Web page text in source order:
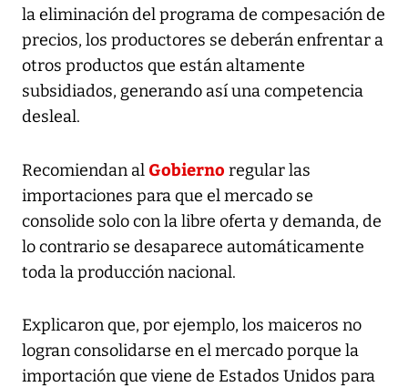
la eliminación del programa de compesación de
precios, los productores se deberán enfrentar a
otros productos que están altamente
subsidiados, generando así una competencia
desleal.
Recomiendan al Gobierno regular las
importaciones para que el mercado se
consolide solo con la libre oferta y demanda, de
lo contrario se desaparece automáticamente
toda la producción nacional.
Explicaron que, por ejemplo, los maiceros no
logran consolidarse en el mercado porque la
importación que viene de Estados Unidos para